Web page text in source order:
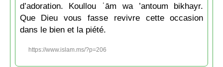
d’adoration. Koullou ʿām wa ’antoum bikhayr.
Que Dieu vous fasse revivre cette occasion
dans le bien et la piété.
https://www.islam.ms/?p=206